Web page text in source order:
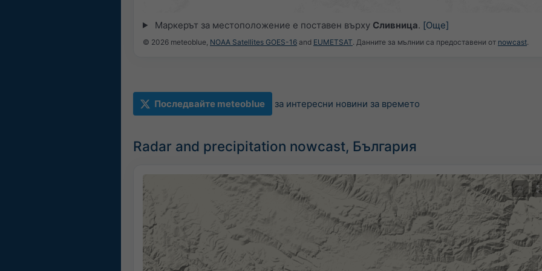
Маркерът за местоположение е поставен върху Сливница. [Още]
© 2026 meteoblue, NOAA Satellites GOES-16 and EUMETSAT. Данните за мълнии са предоставени от nowcast.
Последвайте meteoblue за интересни новини за времето
Radar and precipitation nowcast, България
©